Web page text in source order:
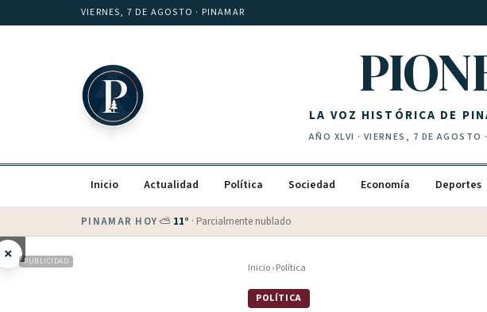
Saltar al contenidoVIERNES, 7 DE AGOSTO · PINAMAR
LA VOZ HISTÓRICA DE
AÑO XLVI · VIERNES, 7 DE AGOSTO
Inicio Actualidad Política Sociedad Economía Deportes
PINAMAR HOY·💵 Dólar blue$1525· oficial $1520
× PUBLICIDAD Inicio›Política
POLÍTICA